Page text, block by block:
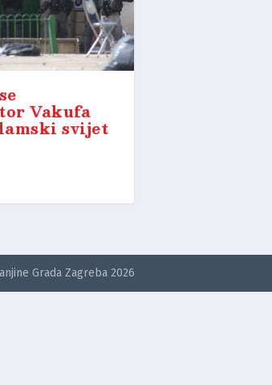
Vakufa
svijet
Grada Zagreba 2026